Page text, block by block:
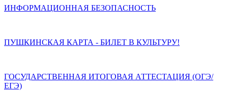
ИНФОРМАЦИОННАЯ БЕЗОПАСНОСТЬ
ПУШКИНСКАЯ КАРТА - БИЛЕТ В КУЛЬТУРУ!
ГОСУДАРСТВЕННАЯ ИТОГОВАЯ АТТЕСТАЦИЯ (ОГЭ/
ЕГЭ)